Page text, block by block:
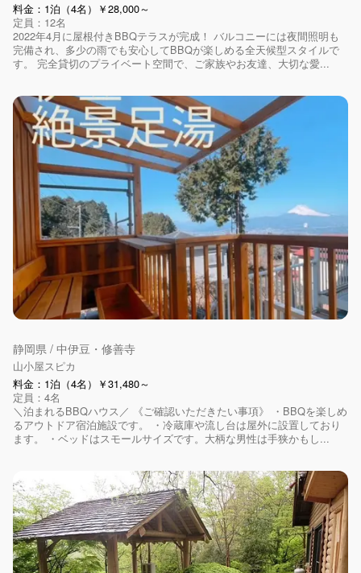
料金：1泊（4名）￥28,000～
定員：12名
2022年4月に屋根付きBBQテラスが完成！ バルコニーには夜間照明も
完備され、多少の雨でも安心してBBQが楽しめる全天候型スタイルで
す。 完全貸切のプライベート空間で、ご家族やお友達、大切な愛...
静岡県 / 中伊豆・修善寺
山小屋スピカ
料金：1泊（4名）￥31,480～
定員：4名
＼泊まれるBBQハウス／ 《ご確認いただきたい事項》 ・BBQを楽しめ
るアウトドア宿泊施設です。 ・冷蔵庫や流し台は屋外に設置しており
ます。 ・ベッドはスモールサイズです。大柄な男性は手狭かもし...